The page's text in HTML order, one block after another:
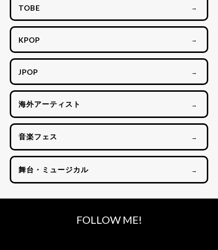
TOBE →
KPOP →
JPOP →
海外アーティスト →
音楽フェス →
舞台・ミュージカル →
FOLLOW ME!